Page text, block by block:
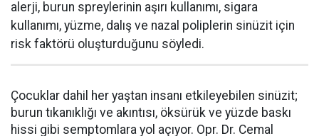
alerji, burun spreylerinin aşırı kullanımı, sigara
kullanımı, yüzme, dalış ve nazal poliplerin sinüzit için
risk faktörü oluşturduğunu söyledi.
Çocuklar dahil her yaştan insanı etkileyebilen sinüzit;
burun tıkanıklığı ve akıntısı, öksürük ve yüzde baskı
hissi gibi semptomlara yol açıyor. Opr. Dr. Cemal